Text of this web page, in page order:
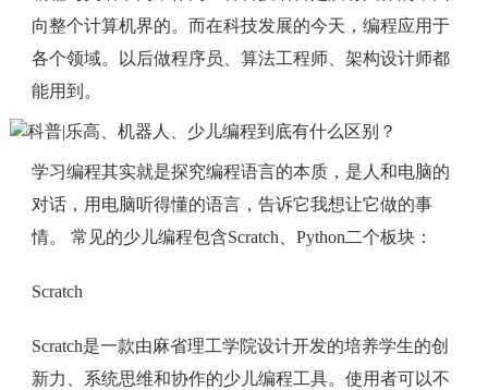
向整个计算机界的。而在科技发展的今天，编程应用于
各个领域。以后做程序员、算法工程师、架构设计师都
能用到。
学习编程其实就是探究编程语言的本质，是人和电脑的
对话，用电脑听得懂的语言，告诉它我想让它做的事
情。 常见的少儿编程包含Scratch、Python二个板块：
Scratch
Scratch是一款由麻省理工学院设计开发的培养学生的创
新力、系统思维和协作的少儿编程工具。使用者可以不